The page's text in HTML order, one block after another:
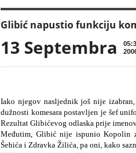
Glibić napustio funkciju
13 Septembra
Iako njegov nasljednik još nije
dužnosti komesara postavljen je šef
Rezultat Glibićevog odlaska prije
Međutim, Glibić nije ispunio Kopolin
Šehića i Zdravka Žilića, pa oni, kako